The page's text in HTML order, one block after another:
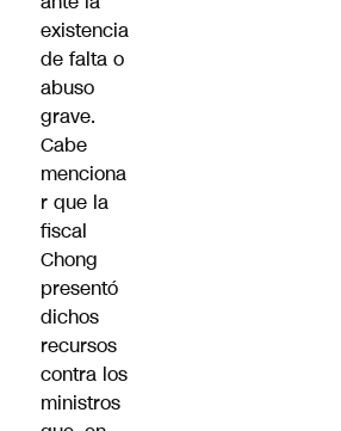
existencia
de falta o
abuso
grave.
Cabe
menciona
r que la
fiscal
Chong
presentó
dichos
recursos
contra los
ministros